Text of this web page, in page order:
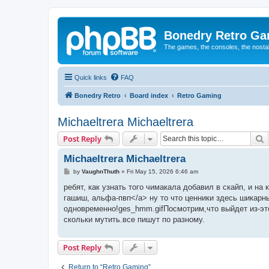
Bonedry Retro
The games, the consoles, the
Quick links FAQ
Bonedry Retro Board index Retro Gaming
Michaeltrera Michaeltrera
Post Reply
Michaeltrera Michaeltrera
P
s
by VaughnThuth» Fri May 15, 2026 6:46 am
ребят, как узнать того чимакала добавил в скайп, и
гашиш, альфа-пвп</a> ну то что ценники здесь
одновременно!ges_hmm.gifПосмотрим,что выйдет из-
скольки мутить.все пишут по разному.
Post Reply
Return to “Retro Gaming”